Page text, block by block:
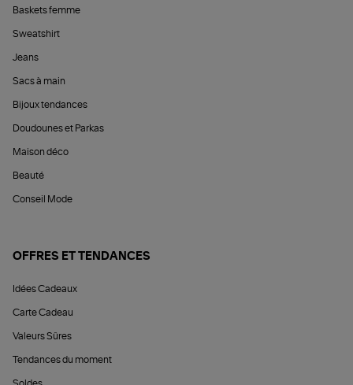
Baskets femme
Sweatshirt
Jeans
Sacs à main
Bijoux tendances
Doudounes et Parkas
Maison déco
Beauté
Conseil Mode
OFFRES ET TENDANCES
Idées Cadeaux
Carte Cadeau
Valeurs Sûres
Tendances du moment